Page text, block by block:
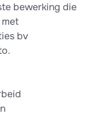
bewerking die
bv